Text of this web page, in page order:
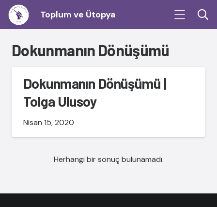
Toplum ve Ütopya
Dokunmanın Dönüşümü
Dokunmanın Dönüşümü |
Tolga Ulusoy
Nisan 15, 2020
Herhangi bir sonuç bulunamadı.